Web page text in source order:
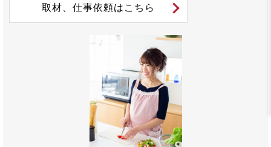
取材、仕事依頼はこちら